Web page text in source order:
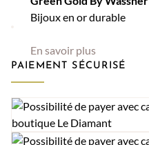
Bijoux en or durable
En savoir plus
PAIEMENT SÉCURISÉ